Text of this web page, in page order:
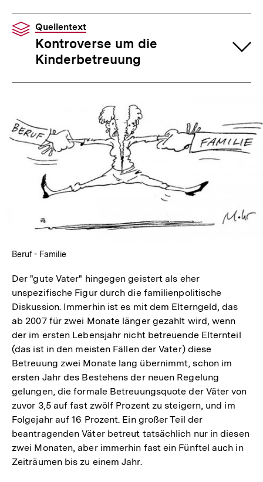
Quellentext
Kontroverse um die
Kinderbetreuung
In
Lightbox
Beruf - Familie
Der "gute Vater" hingegen geistert als eher
unspezifische Figur durch die familienpolitische
Diskussion. Immerhin ist es mit dem Elterngeld, das
ab 2007 für zwei Monate länger gezahlt wird, wenn
der im ersten Lebensjahr nicht betreuende Elternteil
(das ist in den meisten Fällen der Vater) diese
Betreuung zwei Monate lang übernimmt, schon im
ersten Jahr des Bestehens der neuen Regelung
gelungen, die formale Betreuungsquote der Väter von
zuvor 3,5 auf fast zwölf Prozent zu steigern, und im
Folgejahr auf 16 Prozent. Ein großer Teil der
beantragenden Väter betreut tatsächlich nur in diesen
zwei Monaten, aber immerhin fast ein Fünftel auch in
Zeiträumen bis zu einem Jahr.